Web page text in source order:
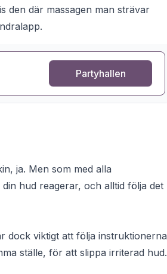
den där massagen man strävar
Partyhallen
ja. Men som med alla
hud reagerar, och alltid följa det
dock viktigt att följa instruktionerna
ställe, för att slippa irriterad hud.